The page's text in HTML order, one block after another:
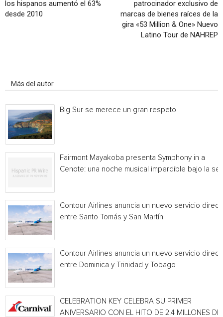
los hispanos aumentó el 63%
desde 2010
patrocinador exclusivo de
marcas de bienes raíces de la
gira «53 Million & One» Nuevo
Latino Tour de NAHREP
Más del autor
Big Sur se merece un gran respeto
Fairmont Mayakoba presenta Symphony in a
Cenote: una noche musical imperdible bajo la
Contour Airlines anuncia un nuevo servicio
entre Santo Tomás y San Martín
Contour Airlines anuncia un nuevo servicio
entre Dominica y Trinidad y Tobago
CELEBRATION KEY CELEBRA SU PRIMER
ANIVERSARIO CON EL HITO DE 2.4 MILLONES DE